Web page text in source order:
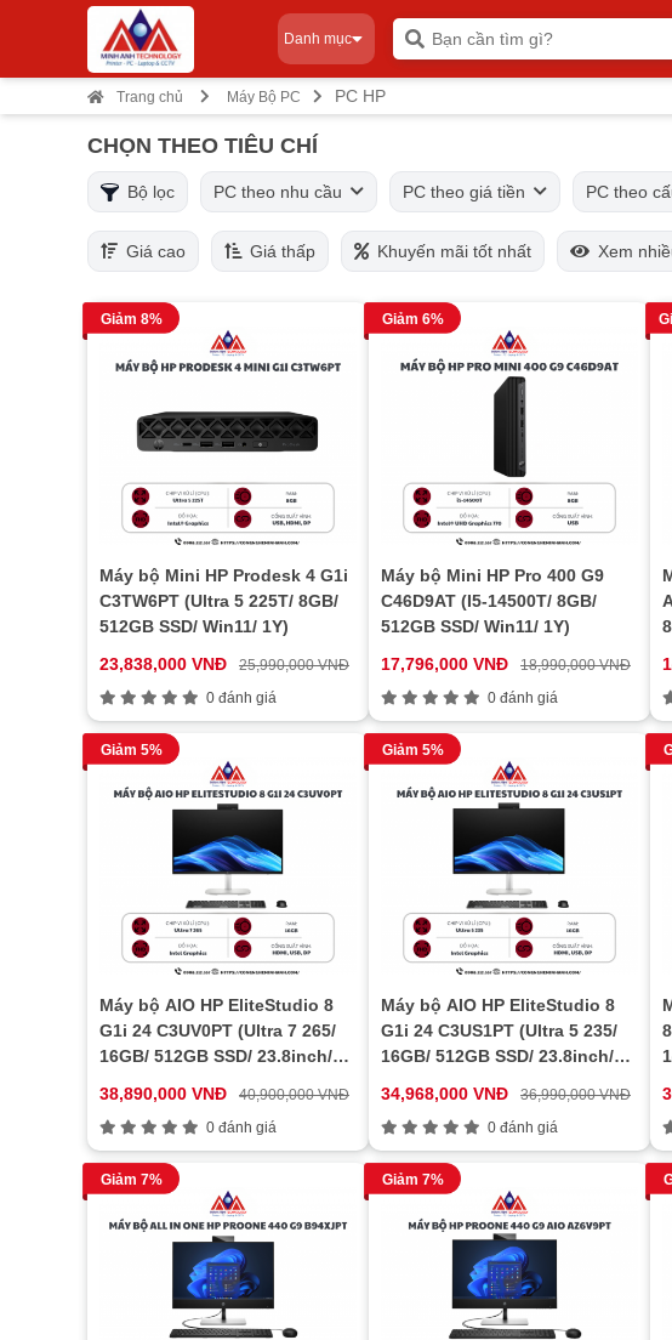
Danh mục
Trang chủ Máy Bộ PC PC HP
CHỌN THEO TIÊU CHÍ
Bộ lọc PC theo nhu cầu PC theo giá tiền PC theo
Giá cao Giá thấp Khuyến mãi tốt nhất Xem
Giảm 8%
Máy bộ Mini HP Prodesk 4 G1i
C3TW6PT (Ultra 5 225T/ 8GB/
512GB SSD/ Win11/ 1Y)
23,838,000 VNĐ
25,990,000 VNĐ
0 đánh giá
Giảm 6%
Máy bộ Mini HP Pro 400 G9
C46D9AT (I5-14500T/ 8GB/
512GB SSD/ Win11/ 1Y)
17,796,000 VNĐ
18,990,000 VNĐ
0 đánh giá
Giảm 5%
Máy bộ AIO HP EliteStudio 8
G1i 24 C3UV0PT (Ultra 7 265/
16GB/ 512GB SSD/ 23.8inch/
38,890,000 VNĐ
40,900,000 VNĐ
0 đánh giá
Giảm 5%
Máy bộ AIO HP EliteStudio 8
G1i 24 C3US1PT (Ultra 5 235/
16GB/ 512GB SSD/ 23.8inch/
34,968,000 VNĐ
36,990,000 VNĐ
0 đánh giá
Giảm 7% Giảm 7%